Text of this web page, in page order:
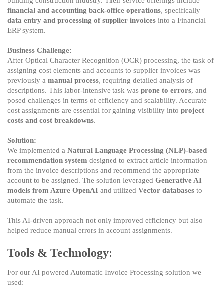
financial and accounting back-office operations, specifically
data entry and processing of supplier invoices into a Financial
ERP system.
Business Challenge:
After Optical Character Recognition (OCR) processing, the task of
assigning cost elements and accounts to supplier invoices was
previously a manual process, requiring detailed analysis of
descriptions. This labor-intensive task was prone to errors, and
posed challenges in terms of efficiency and scalability. Accurate
cost assignments are essential for gaining visibility into project
costs and cost breakdowns.
Solution:
We implemented a Natural Language Processing (NLP)-based
recommendation system designed to extract article information
from the invoice descriptions and recommend the appropriate
account to be assigned. The solution leveraged Generative AI
models from Azure OpenAI and utilized Vector databases to
automate the task.
This AI-driven approach not only improved efficiency but also
helped reduce manual errors in account assignments.
Tools & Technology:
For our AI powered Automatic Invoice Processing solution we
used: